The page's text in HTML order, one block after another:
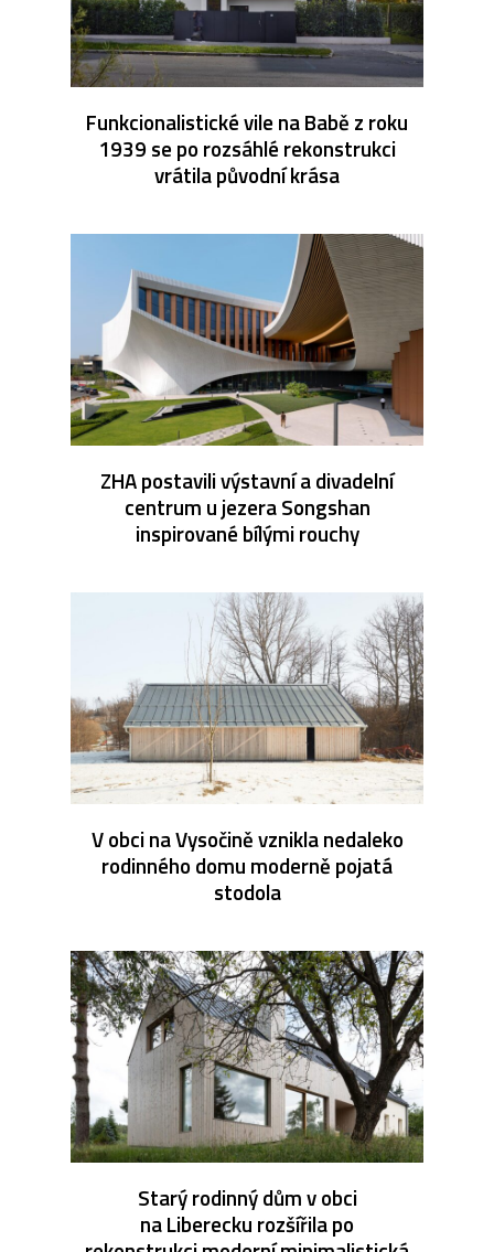
Funkcionalistické vile na Babě z roku
1939 se po rozsáhlé rekonstrukci
vrátila původní krása
ZHA postavili výstavní a divadelní
centrum u jezera Songshan
inspirované bílými rouchy
V obci na Vysočině vznikla nedaleko
rodinného domu moderně pojatá
stodola
Starý rodinný dům v obci
na Liberecku rozšířila po